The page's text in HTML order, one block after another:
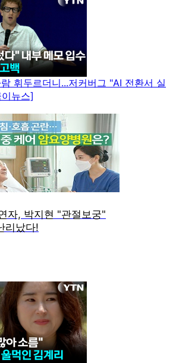
휘두르더니...저커버그 "AI 전환서 실
뉴스]